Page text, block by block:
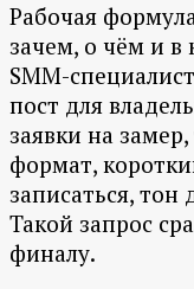
Рабочая
зачем, о чём и в
SMM-
пост для
заявки на
формат,
записаться, тон
Такой запрос
финалу.